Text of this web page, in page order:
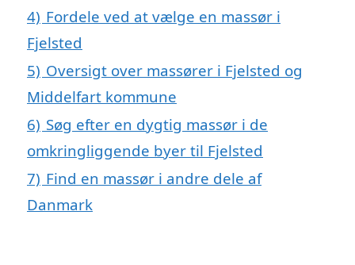
4) Fordele ved at vælge en massør i
Fjelsted
5) Oversigt over massører i Fjelsted og
Middelfart kommune
6) Søg efter en dygtig massør i de
omkringliggende byer til Fjelsted
7) Find en massør i andre dele af
Danmark